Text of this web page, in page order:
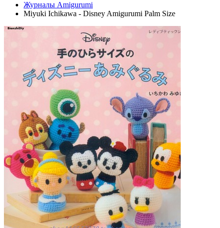
Журналы Amigurumi
Miyuki Ichikawa - Disney Amigurumi Palm Size